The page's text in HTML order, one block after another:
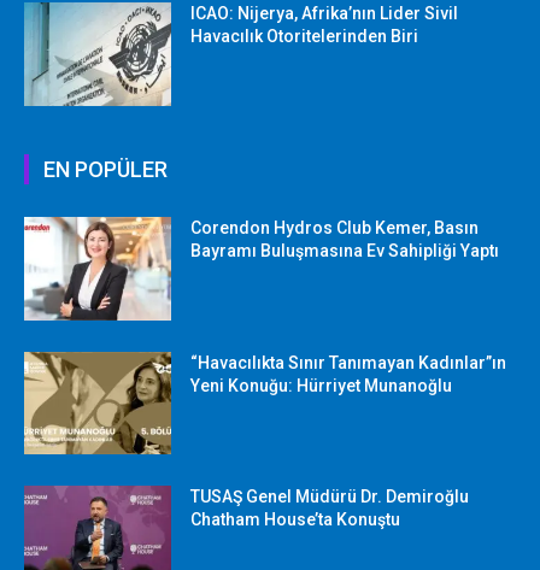
ICAO: Nijerya, Afrika’nın Lider Sivil
Havacılık Otoritelerinden Biri
EN POPÜLER
Corendon Hydros Club Kemer, Basın
Bayramı Buluşmasına Ev Sahipliği Yaptı
“Havacılıkta Sınır Tanımayan Kadınlar”ın
Yeni Konuğu: Hürriyet Munanoğlu
TUSAŞ Genel Müdürü Dr. Demiroğlu
Chatham House’ta Konuştu